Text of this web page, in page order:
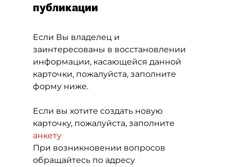
публикации
Если Вы владелец и
заинтересованы в восстановлении
информации, касающейся данной
карточки, пожалуйста, заполните
форму ниже.
Если вы хотите создать новую
карточку, пожалуйста, заполните
анкету
При возникновении вопросов
обращайтесь по адресу